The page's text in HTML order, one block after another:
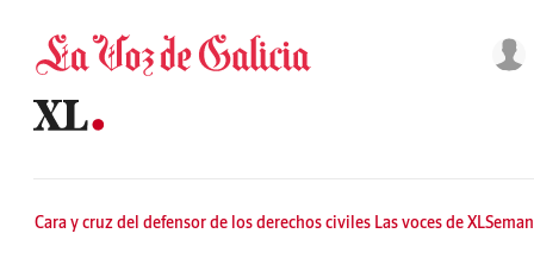
Cara y cruz del defensor de los derechos civiles Las voces de